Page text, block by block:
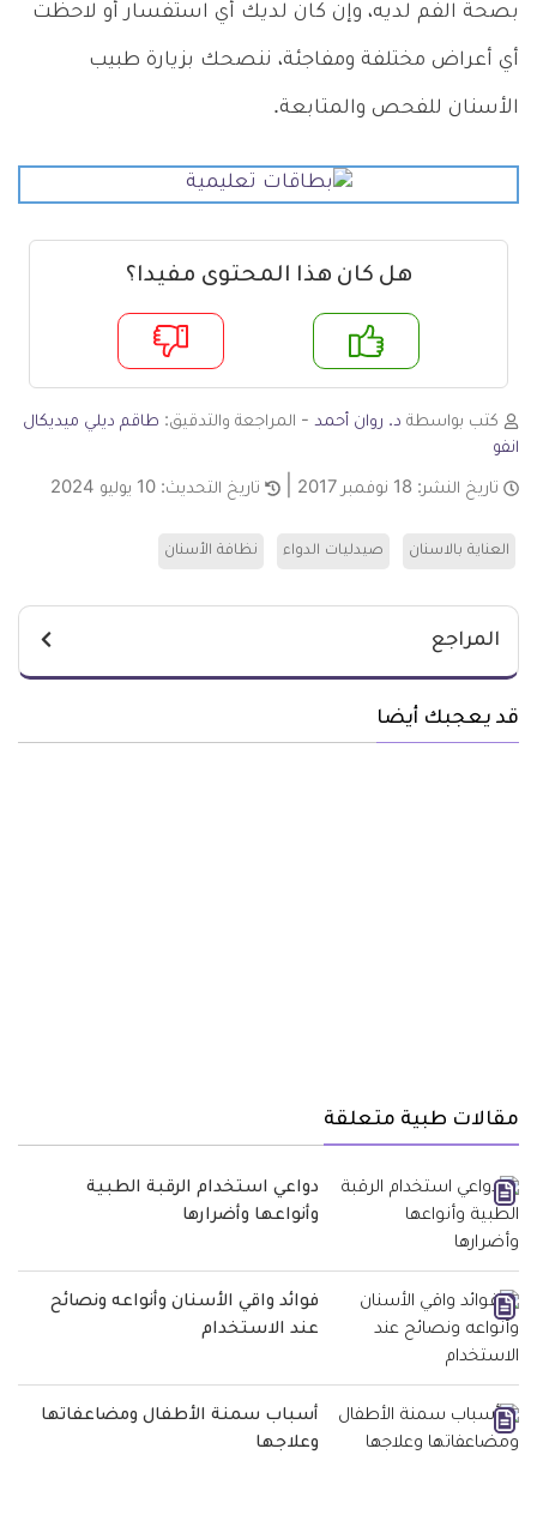
بصحة الفم لديه، وإن كان لديك أي استفسار أو لاحظت
أي أعراض مختلفة ومفاجئة، ننصحك بزيارة طبيب
الأسنان للفحص والمتابعة.
هل كان هذا المحتوى مفيدا؟
لا
كتب بواسطة د. روان أحمد - المراجعة والتدقيق: طاقم ديلي ميديكال
انفو
تاريخ النشر: 18 نوفمبر 2017 تاريخ التحديث: 10 يوليو 2024
العناية بالاسنان صيدليات الدواء نظافة الأسنان
المراجع
قد يعجبك أيضا
مقالات طبية متعلقة
دواعي استخدام الرقبة الطبية
وأنواعها وأضرارها
فوائد واقي الأسنان وأنواعه ونصائح
عند الاستخدام
أسباب سمنة الأطفال ومضاعفاتها
وعلاجها